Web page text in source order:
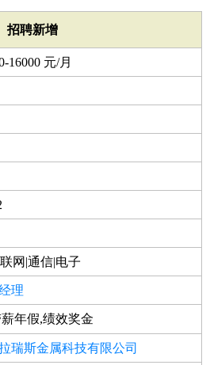
招聘新增
16000 元/月
网|通信|电子
理
理
年假,绩效奖金
瑞斯金属科技有限公司